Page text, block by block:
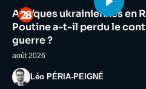
Logo
Image
principale
médiatique
Attaques ukrainiennes en
Poutine a-t-il perdu le
guerre ?
août 2026
PhotoLéo PÉRIA-PEIGNÉ